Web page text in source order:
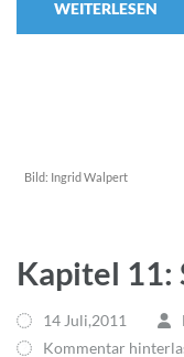
WEITERLESEN
Bild: Ingrid Walpert
Kapitel 11:
14 Juli,2011
Kommentar